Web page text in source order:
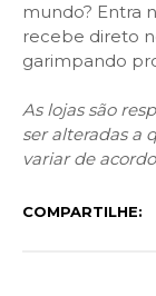
mundo? Entra
recebe direto
garimpando
As lojas são
ser alteradas a
variar de
COMPARTILHE: